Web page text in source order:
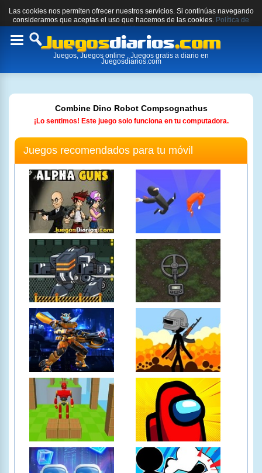
Las cookies nos permiten ofrecer nuestros servicios. Si continúas navegando
consideramos que aceptas el uso que hacemos de las cookies. Política de
cookies.
Toggle
Juegos, Juegos online , Juegos gratis a diario en
Juegosdiarios.com
Combine Dino Robot Compsognathus
¡Lo sentimos! Este juego solo funciona en tu computadora.
Juegos recomendados para tu móvil